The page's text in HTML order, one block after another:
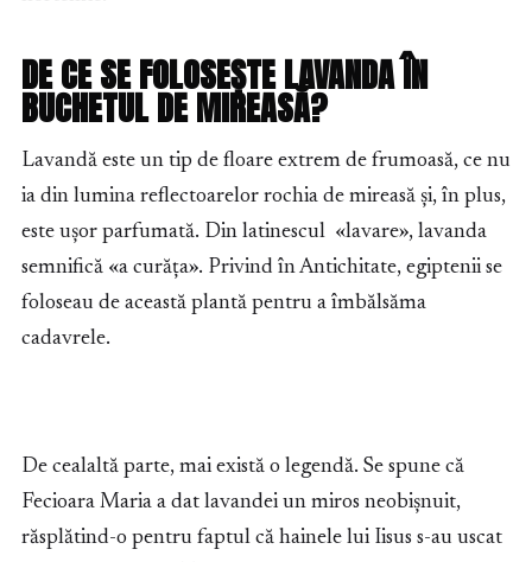
DE CE SE FOLOSEȘTE LAVANDA ÎN
BUCHETUL DE MIREASĂ?
Lavandă este un tip de floare extrem de frumoasă, ce nu
ia din lumina reflectoarelor rochia de mireasă și, în plus,
este ușor parfumată. Din latinescul «lavare», lavanda
semnifică «a curăța». Privind în Antichitate, egiptenii se
foloseau de această plantă pentru a îmbălsăma
cadavrele.
De cealaltă parte, mai există o legendă. Se spune că
Fecioara Maria a dat lavandei un miros neobișnuit,
răsplătind-o pentru faptul că hainele lui Iisus s-au uscat